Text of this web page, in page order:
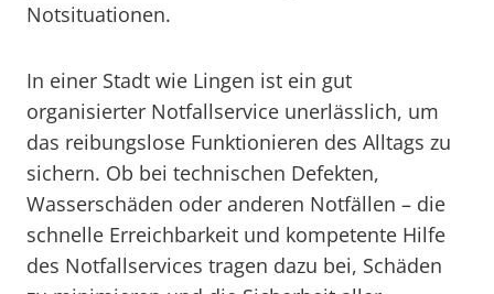
Notsituationen.
In einer Stadt wie Lingen ist ein gut
organisierter Notfallservice unerlässlich, um
das reibungslose Funktionieren des Alltags zu
sichern. Ob bei technischen Defekten,
Wasserschäden oder anderen Notfällen – die
schnelle Erreichbarkeit und kompetente Hilfe
des Notfallservices tragen dazu bei, Schäden